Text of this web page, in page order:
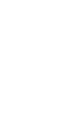
Werbung